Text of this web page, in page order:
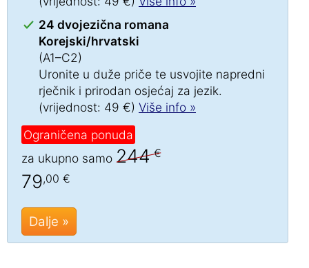
24 dvojezična romana
Korejski/hrvatski
(A1–C2)
Uronite u duže priče te usvojite napredni
rječnik i prirodan osjećaj za jezik.
(vrijednost: 49 €) Više info »
Ograničena ponuda
za ukupno samo 244€
79,00 €
Dalje »